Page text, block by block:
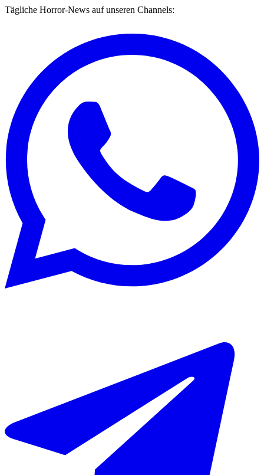
Tägliche Horror-News auf unseren Channels: